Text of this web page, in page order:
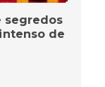
segredos
de